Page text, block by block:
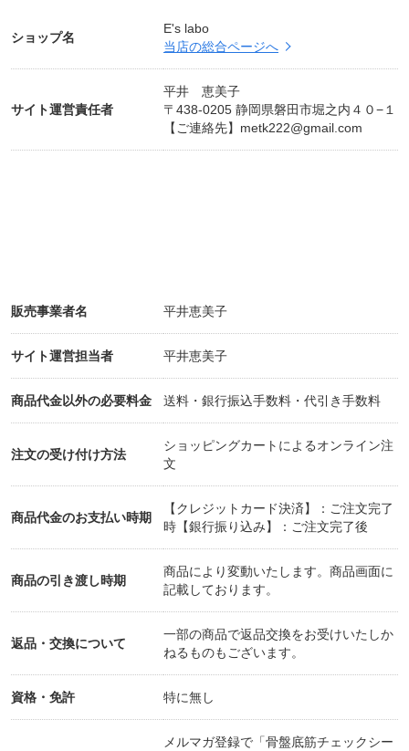
ショップ名
E's labo
当店の総合ページへ
サイト運営責任者
平井 恵美子
〒438-0205 静岡県磐田市堀之内４０−１
【ご連絡先】 metk222@gmail.com
販売事業者名 平井恵美子
サイト運営担当者 平井恵美子
商品代金以外の必要料金 送料・銀行振込手数料・代引き手数料
注文の受け付け方法
ショッピングカートによるオンライン注
文
商品代金のお支払い時期
【クレジットカード決済】：ご注文完了
時【銀行振り込み】：ご注文完了後
商品の引き渡し時期
商品により変動いたします。商品画面に
記載しております。
返品・交換について
一部の商品で返品交換をお受けいたしか
ねるものもございます。
資格・免許 特に無し
メルマガ登録で「骨盤底筋チェックシー